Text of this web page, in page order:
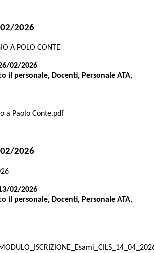
2026
A POLO CONTE
02/2026
il personale, Docenti, Personale ATA,
a Paolo Conte.pdf
2026
02/2026
il personale, Docenti, Personale ATA,